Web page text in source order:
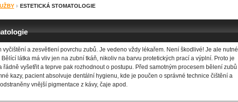
ESTETICKÁ STOMATOLOGIE
vyčištění a zesvětlení povrchu zubů. Je vedeno vždy lékařem. Není škodlivé! Je ale nutné
látka má vliv jen na zubní tkáň, nikoliv na barvu protetických prací a výplní. Proto je
řádně vyšetřit a teprve pak rozhodnout o postupu. Před samotným procesem bělení zubů
kazy, pacient absolvuje dentální hygienu, kde je poučen o správné technice čištění a
vnější pigmentace z kávy, čaje apod.